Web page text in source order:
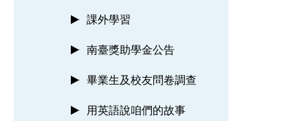
課外學習
南臺獎助學金公告
畢業生及校友問卷調查
用英語說咱們的故事